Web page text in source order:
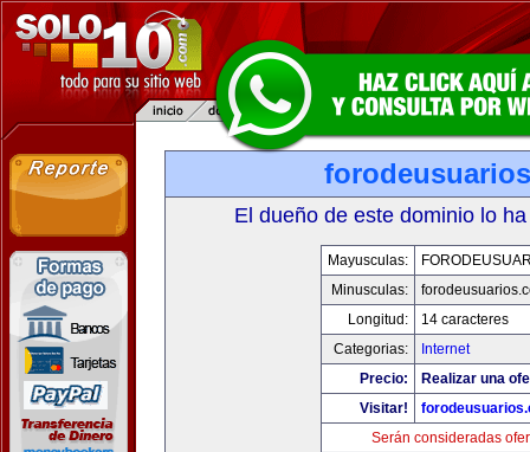
El dueño de este dominio lo
Mayusculas:
Minusculas:
Longitud:
14 caracteres
Categorias:
Internet
Precio:
Realizar una
Visitar!
Serán consideradas